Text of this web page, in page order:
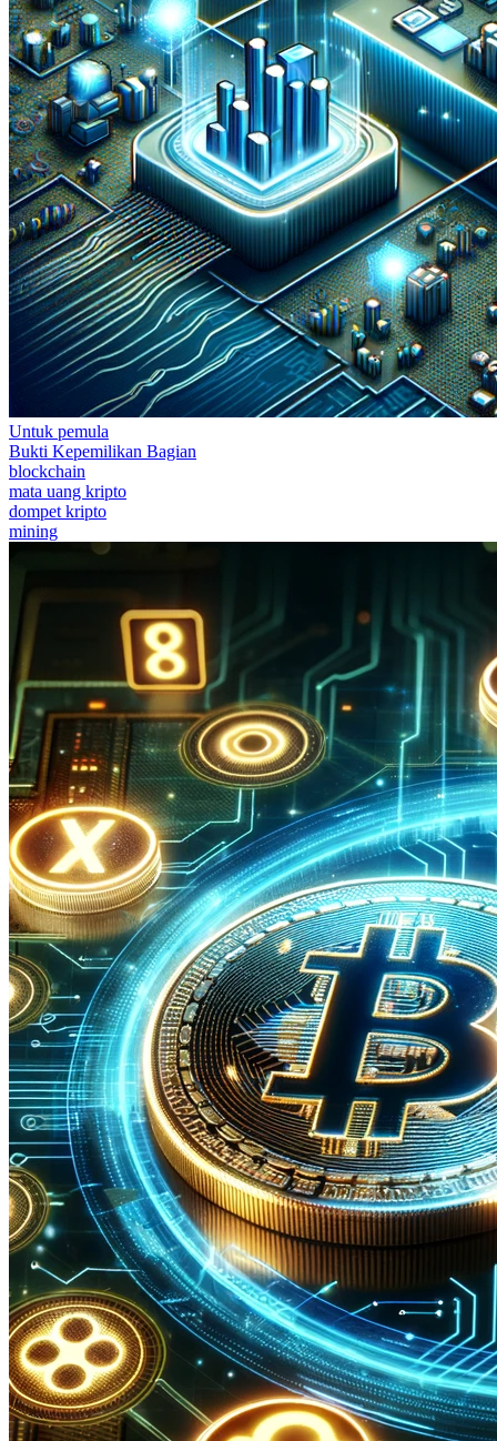
Untuk pemula
Bukti Kepemilikan Bagian
blockchain
mata uang kripto
dompet kripto
mining